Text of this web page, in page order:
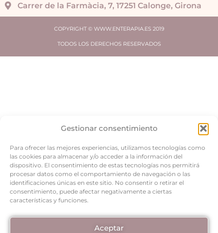
Gestionar consentimiento
Para ofrecer las mejores experiencias, utilizamos tecnologías como
las cookies para almacenar y/o acceder a la información del
dispositivo. El consentimiento de estas tecnologías nos permitirá
procesar datos como el comportamiento de navegación o las
identificaciones únicas en este sitio. No consentir o retirar el
consentimiento, puede afectar negativamente a ciertas
características y funciones.
Aceptar
Carrer de la Farmàcia, 7, 17251 Calonge, Girona
COPYRIGHT © WWW.ENTERAPIA.ES 2019
TODOS LOS DERECHOS RESERVADOS